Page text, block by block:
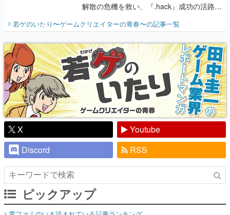
解散の危機を救い、『.hack』成功の活路を
『少年ジャンプ』色だった【若ゲのいた
り】
若ゲのいたり〜ゲームクリエイターの青春〜の記事一覧
X
Youtube
Discord
RSS
ピックアップ